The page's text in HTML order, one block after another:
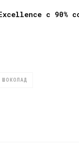
с 90%
ШОКОЛАД